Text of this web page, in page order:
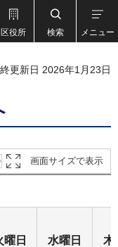
区役所 検索 メニュー
更新日 2026年1月23日
画面サイズで表示
曜日 水曜日 木